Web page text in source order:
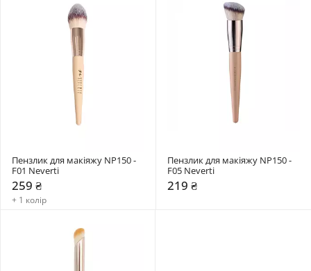
Пензлик для макіяжу NP150 -
F01 Neverti
259 ₴
+ 1 колір
Пензлик для макіяжу NP150 -
F05 Neverti
219 ₴